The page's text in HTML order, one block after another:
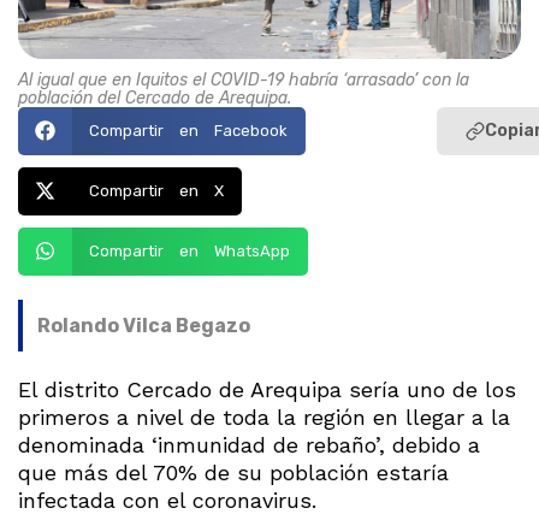
Al igual que en Iquitos el COVID-19 habría ‘arrasado’ con la
población del Cercado de Arequipa.
Compartir en Facebook
Compartir en X
Compartir en WhatsApp
Rolando Vilca Begazo
El distrito Cercado de Arequipa sería uno de los
primeros a nivel de toda la región en llegar a la
denominada ‘inmunidad de rebaño’, debido a
que más del 70% de su población estaría
infectada con el coronavirus.